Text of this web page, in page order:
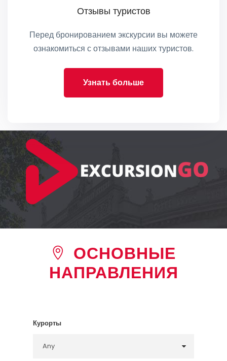
Отзывы туристов
Перед бронированием экскурсии вы можете
ознакомиться с отзывами наших туристов.
Узнать больше
ОСНОВНЫЕ
НАПРАВЛЕНИЯ
Курорты